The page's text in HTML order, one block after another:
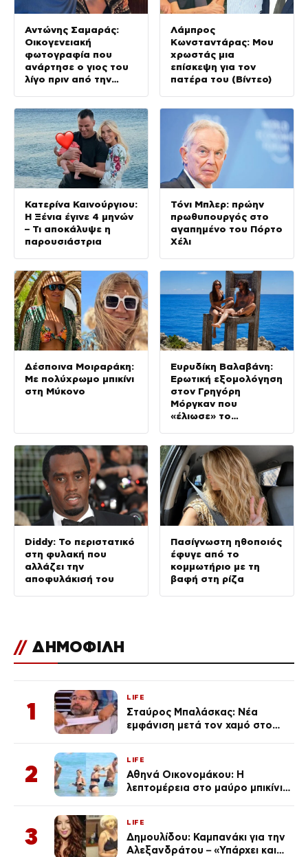
Αντώνης Σαμαράς:
Οικογενειακή
φωτογραφία που
ανάρτησε ο γιος του
λίγο πριν από την
Λάμπρος
Κωνσταντάρας: Μου
χρωστάς μια
επίσκεψη για τον
πατέρα του (Βίντεο)
Κατερίνα Καινούργιου:
Η Ξένια έγινε 4 μηνών
– Τι αποκάλυψε η
παρουσιάστρια
Τόνι Μπλερ: πρώην
πρωθυπουργός στο
αγαπημένο του Πόρτο
Χέλι
Δέσποινα Μοιραράκη:
Με πολύχρωμο μπικίνι
στη Μύκονο
Ευρυδίκη Βαλαβάνη:
Ερωτική εξομολόγηση
στον Γρηγόρη
Μόργκαν που
«έλιωσε» το
Diddy: Το περιστατικό
στη φυλακή που
αλλάζει την
αποφυλάκισή του
Πασίγνωστη ηθοποιός
έφυγε από το
κομμωτήριο με τη
βαφή στη ρίζα
// ΔΗΜΟΦΙΛΗ
1
LIFE
Σταύρος Μπαλάσκας: Νέα
εμφάνιση μετά τον χαμό στο
2
LIFE
Αθηνά Οικονομάκου: Η
λεπτομέρεια στο μαύρο μπικίνι
(φωτογραφίες)
3
LIFE
Δημουλίδου: Καμπανάκι για την
Αλεξανδράτου – «Υπάρχει και